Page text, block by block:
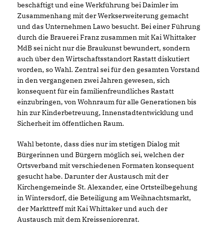
beschäftigt und eine Werkführung bei Daimler im
Zusammenhang mit der Werkserweiterung gemacht
und das Unternehmen Lawo besucht. Bei einer Führung
durch die Brauerei Franz zusammen mit Kai Whittaker
MdB sei nicht nur die Braukunst bewundert, sondern
auch über den Wirtschaftsstandort Rastatt diskutiert
worden, so Wahl. Zentral sei für den gesamten Vorstand
in den vergangenen zwei Jahren gewesen, sich
konsequent für ein familienfreundliches Rastatt
einzubringen, von Wohnraum für alle Generationen bis
hin zur Kinderbetreuung, Innenstadtentwicklung und
Sicherheit im öffentlichen Raum.
Wahl betonte, dass dies nur im stetigen Dialog mit
Bürgerinnen und Bürgern möglich sei, welchen der
Ortsverband mit verschiedenen Formaten konsequent
gesucht habe. Darunter der Austausch mit der
Kirchengemeinde St. Alexander, eine Ortsteilbegehung
in Wintersdorf, die Beteiligung am Weihnachtsmarkt,
der Markttreff mit Kai Whittaker und auch der
Austausch mit dem Kreisseniorenrat.